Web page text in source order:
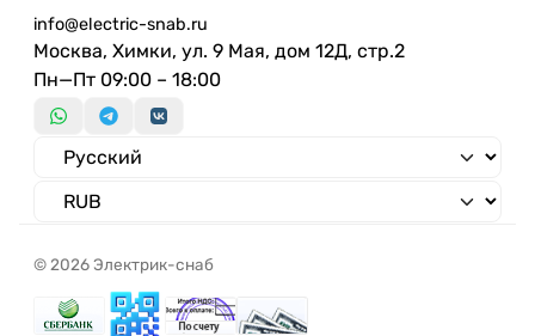
info@electric-snab.ru
Москва, Химки, ул. 9 Мая, дом 12Д, стр.2
Пн—Пт 09:00 – 18:00
© 2026 Электрик-снаб